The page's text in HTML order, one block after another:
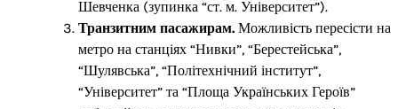
Шевченка (зупинка “ст. м. Університет”).
Транзитним пасажирам. Можливість пересісти на
метро на станціях “Нивки”, “Берестейська”,
“Шулявська”, “Політехнічний інститут”,
“Університет” та “Площа Українських Героїв”